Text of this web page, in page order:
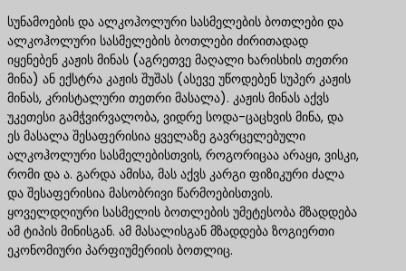
სუნამოების და ალკოჰოლური სასმელების ბოთლები და
ალკოჰოლური სასმელების ბოთლები ძირითადად
იყენებენ კაჟის მინას (აგრეთვე მაღალი ხარისხის თეთრი
მინა) ან ექსტრა კაჟის შუშას (ასევე უწოდებენ სუპერ კაჟის
მინას, კრისტალური თეთრი მასალა). კაჟის მინას აქვს
უკეთესი გამჭვირვალობა, ვიდრე სოდა-ცაცხვის მინა, და
ეს მასალა შესაფერისია ყველაზე გავრცელებული
ალკოჰოლური სასმელებისთვის, როგორიცაა არაყი, ვისკი,
რომი და ა. გარდა ამისა, მას აქვს კარგი ფიზიკური ძალა
და შესაფერისია მასობრივი წარმოებისთვის.
ყოველდღიური სასმელის ბოთლების უმეტესობა მზადდება
ამ ტიპის მინისგან. ამ მასალისგან მზადდება ზოგიერთი
ეკონომიური პარფიუმერიის ბოთლიც.